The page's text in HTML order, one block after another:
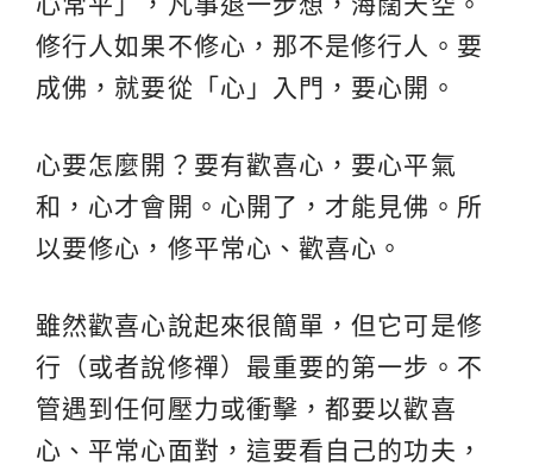
修行人如果不修心，那不是修行人。要
成佛，就要從「心」入門，要心開。
心要怎麼開？要有歡喜心，要心平氣
和，心才會開。心開了，才能見佛。所
以要修心，修平常心、歡喜心。
雖然歡喜心說起來很簡單，但它可是修
行（或者說修禪）最重要的第一步。不
管遇到任何壓力或衝擊，都要以歡喜
心、平常心面對，這要看自己的功夫，